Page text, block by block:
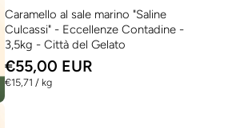
Caramello al sale marino "Saline
Culcassi" - Eccellenze Contadine -
3,5kg - Città del Gelato
€55,00 EUR
€15,71 / per
kg